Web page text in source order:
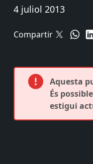
4 juliol 2013
Compartir
Aquesta
És
estigui